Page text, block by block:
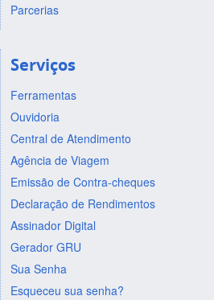
Parcerias
Serviços
Ferramentas
Ouvidoria
Central de Atendimento
Agência de Viagem
Emissão de Contra-cheques
Declaração de Rendimentos
Assinador Digital
Gerador GRU
Sua Senha
Esqueceu sua senha?